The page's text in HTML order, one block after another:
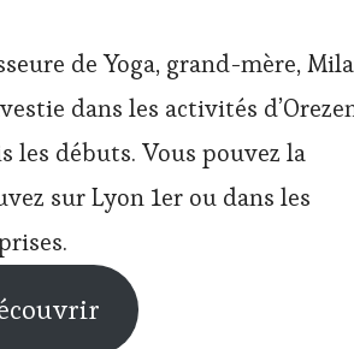
de Yoga, grand-mère,
dans les activités
les débuts. Vous pouvez la
sur Lyon 1er ou dans les